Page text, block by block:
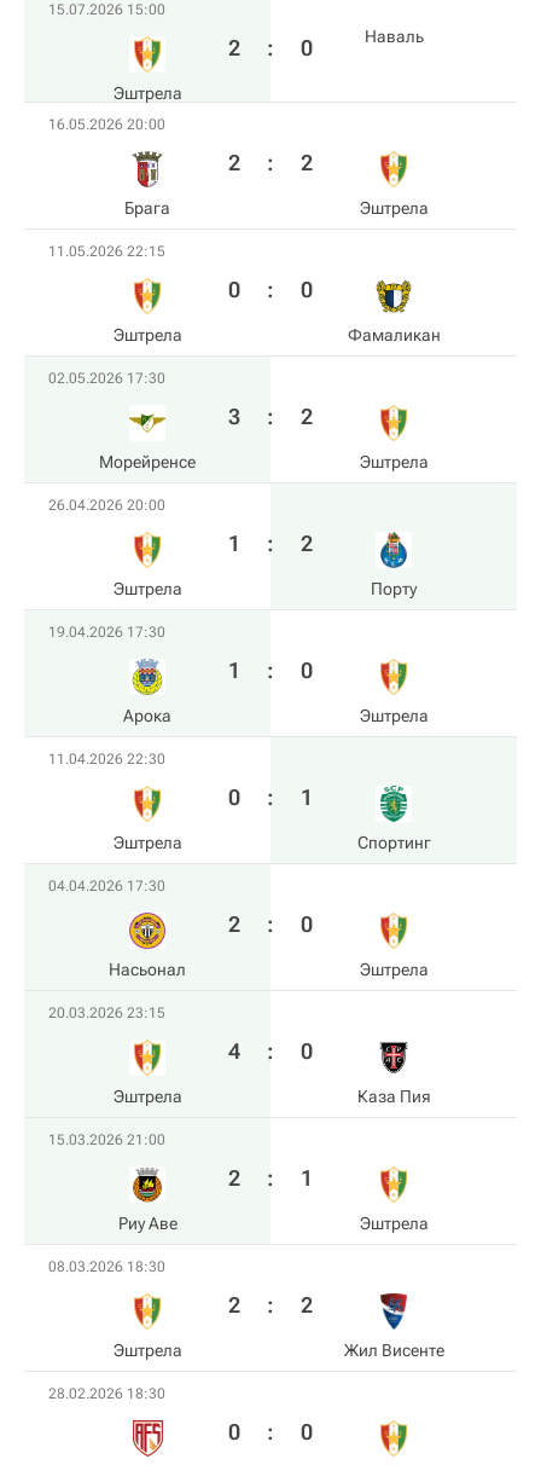
15.07.2026 15:00
Эштрела
2 : 0 Наваль
16.05.2026 20:00
Брага
2 : 2
Эштрела
11.05.2026 22:15
Эштрела
0 : 0
Фамаликан
02.05.2026 17:30
Морейренсе
3 : 2
Эштрела
26.04.2026 20:00
Эштрела
1 : 2
Порту
19.04.2026 17:30
Арока
1 : 0
Эштрела
11.04.2026 22:30
Эштрела
0 : 1
Спортинг
04.04.2026 17:30
Насьонал
2 : 0
Эштрела
20.03.2026 23:15
Эштрела
4 : 0
Каза Пия
15.03.2026 21:00
Риу Аве
2 : 1
Эштрела
08.03.2026 18:30
Эштрела
2 : 2
Жил Висенте
28.02.2026 18:30
0 : 0